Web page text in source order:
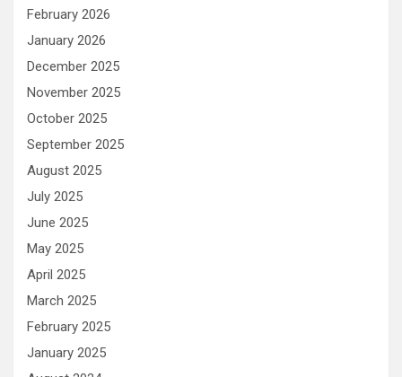
February 2026
January 2026
December 2025
November 2025
October 2025
September 2025
August 2025
July 2025
June 2025
May 2025
April 2025
March 2025
February 2025
January 2025